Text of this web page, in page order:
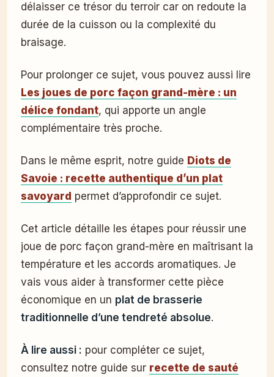
délaisser ce trésor du terroir car on redoute la
durée de la cuisson ou la complexité du
braisage.
Pour prolonger ce sujet, vous pouvez aussi lire
Les joues de porc façon grand-mère : un
délice fondant, qui apporte un angle
complémentaire très proche.
Dans le même esprit, notre guide Diots de
Savoie : recette authentique d’un plat
savoyard permet d’approfondir ce sujet.
Cet article détaille les étapes pour réussir une
joue de porc façon grand-mère en maîtrisant la
température et les accords aromatiques. Je
vais vous aider à transformer cette pièce
économique en un plat de brasserie
traditionnelle d’une tendreté absolue.
À lire aussi : pour compléter ce sujet,
consultez notre guide sur recette de sauté